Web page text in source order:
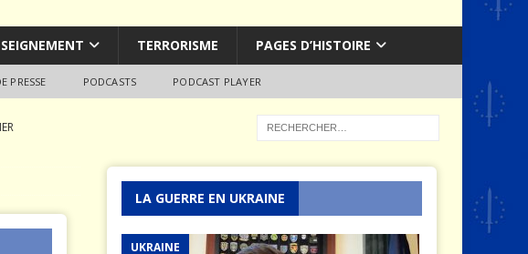
TERRORISME PAGES D’HISTOIRE
PRESSE PODCASTS PODCAST PLAYER
LA GUERRE EN UKRAINE
UKRAINE